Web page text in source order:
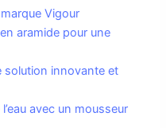
Vigour
aramide pour une
solution innovante et
avec un mousseur